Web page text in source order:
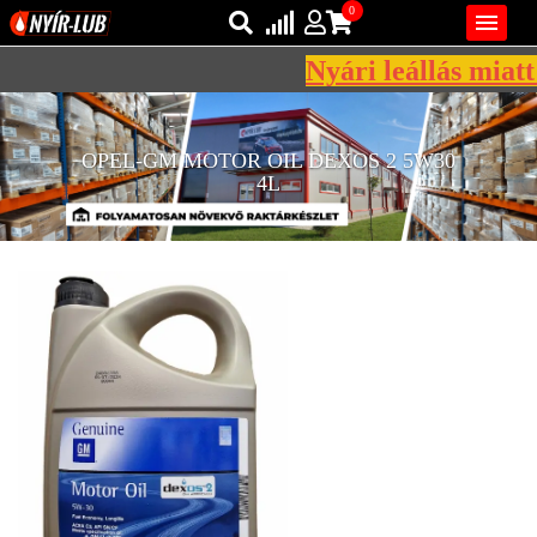
REGISZTRÁCIÓ
KENŐANYAGOK
IPARI
KENŐANYAGOK
MÁRKÁK
NORMÁK
VISZKOZITÁSOK
ADALÉKOK

Bejelentkezés
Regisztráció
0
AZ ÖN KOSARA ÜRES
Nyári leállás miatt
OPEL-GM MOTOR OIL DEXOS 2 5W30
4L